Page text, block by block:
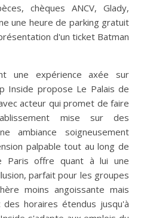
chèques ANCV, Glady,
une heure de parking gratuit
d'un ticket Batman
une expérience axée sur
Inside propose Le Palais de
acteur qui promet de faire
mise sur des
ambiance soigneusement
palpable tout au long de
Paris offre quant à lui une
parfait pour les groupes
moins angoissante mais
horaires étendus jusqu'à